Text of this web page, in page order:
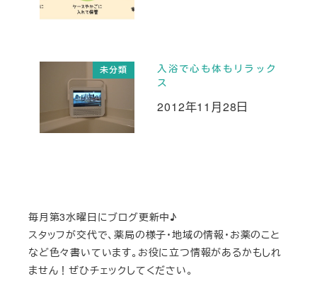
未分類
入浴で心も体もリラック
ス
投稿日
2012年11月28日
毎月第3水曜日にブログ更新中♪
スタッフが交代で、薬局の様子・地域の情報・お薬のこと
など色々書いています。お役に立つ情報があるかもしれ
ません！ぜひチェックしてください。